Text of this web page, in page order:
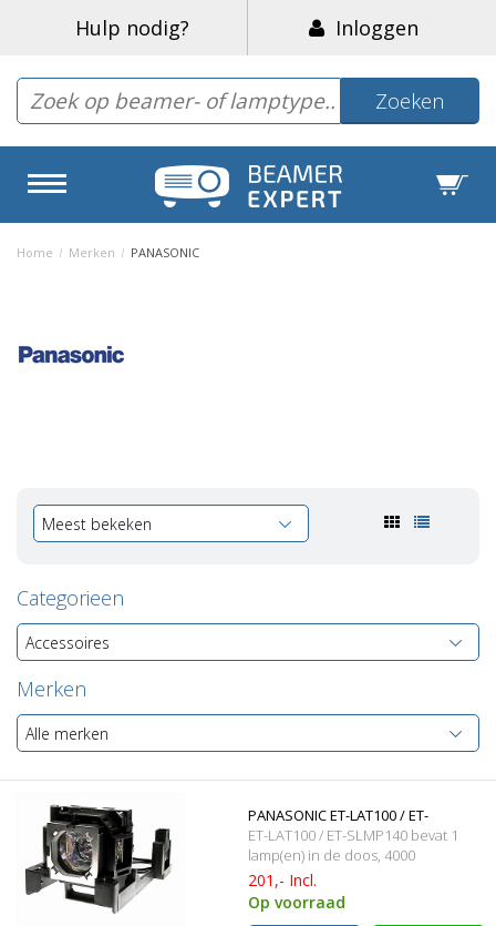
Hulp nodig? Inloggen
Zoeken
Home / Merken / PANASONIC
Meest bekeken
Categorieen
Accessoires
Merken
Alle merken
PANASONIC ET-LAT100 / ET-
SLMP140 Originele lamp met
behuizing
ET-LAT100 / ET-SLMP140 bevat 1
lamp(en) in de doos, 4000
branduren en 230 Watt
201,- Incl.
Op voorraad